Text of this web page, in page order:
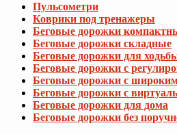
Пульсометри
Коврики под тренажеры
Беговые дорожки
Беговые дорожки складные
Беговые дорожки для
Беговые дорожки с
Беговые дорожки с
Беговые дорожки с
Беговые дорожки для дома
Беговые дорожки без